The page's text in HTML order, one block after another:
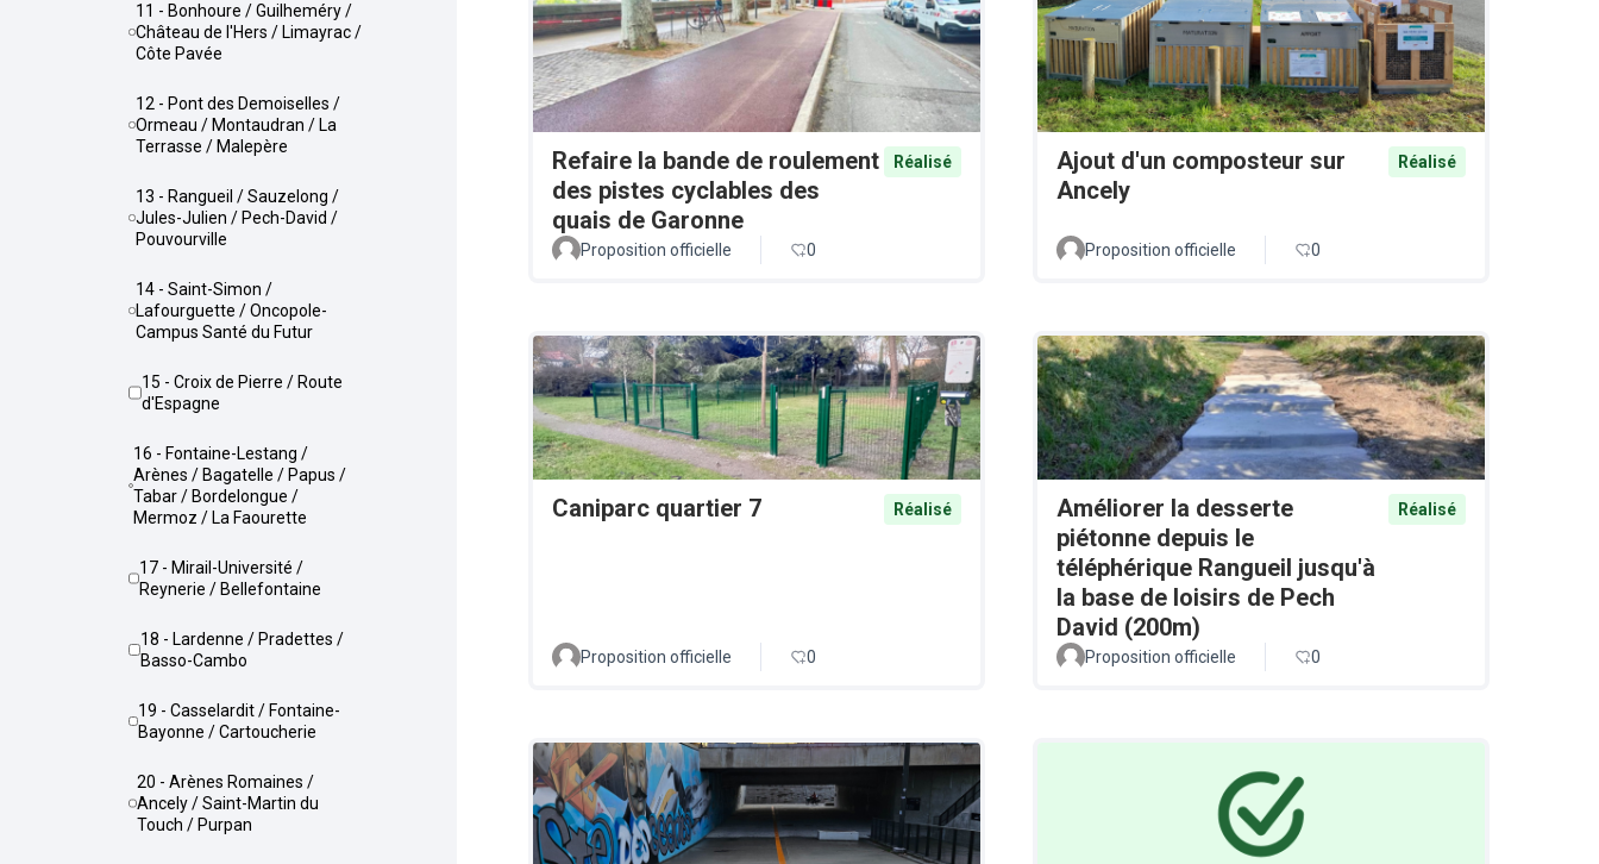
11 - Bonhoure / Guilheméry /
Château de l'Hers / Limayrac /
Côte Pavée
12 - Pont des Demoiselles /
Ormeau / Montaudran / La
Terrasse / Malepère
13 - Rangueil / Sauzelong /
Jules-Julien / Pech-David /
Pouvourville
14 - Saint-Simon /
Lafourguette / Oncopole-
Campus Santé du Futur
15 - Croix de Pierre / Route
d'Espagne
16 - Fontaine-Lestang /
Arènes / Bagatelle / Papus /
Tabar / Bordelongue /
Mermoz / La Faourette
17 - Mirail-Université /
Reynerie / Bellefontaine
18 - Lardenne / Pradettes /
Basso-Cambo
19 - Casselardit / Fontaine-
Bayonne / Cartoucherie
20 - Arènes Romaines /
Ancely / Saint-Martin du
Touch / Purpan
Refaire la bande de roulement
des pistes cyclables des
quais de Garonne
Réalisé
Proposition officielle 0
Ajout d'un composteur sur
Ancely
Réalisé
Proposition officielle 0
Caniparc quartier 7 Réalisé
Proposition officielle 0
Améliorer la desserte
piétonne depuis le
téléphérique Rangueil jusqu'à
la base de loisirs de Pech
David (200m)
Réalisé
Proposition officielle 0